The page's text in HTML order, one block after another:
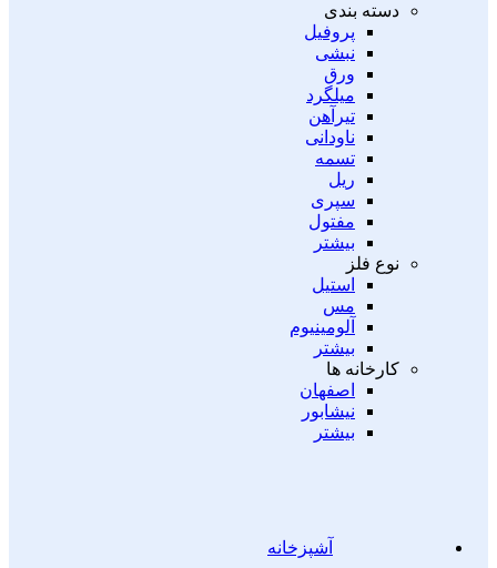
دسته بندی
پروفیل
نبشی
ورق
میلگرد
تیرآهن
ناودانی
تسمه
ریل
سپری
مفتول
بیشتر
نوع فلز
استیل
مس
آلومینیوم
بیشتر
کارخانه ها
اصفهان
نیشابور
بیشتر
آشپزخانه